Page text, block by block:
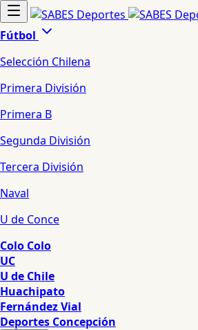
Fútbol
Selección Chilena
Primera División
Primera B
Segunda División
Tercera División
Naval
U de Conce
Colo Colo
UC
U de Chile
Huachipato
Fernández Vial
Deportes Concepción